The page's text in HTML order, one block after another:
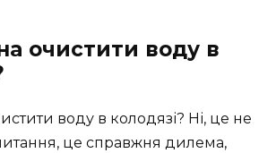
очистити воду в
воду в колодязі? Ні, це не
це справжня дилема,